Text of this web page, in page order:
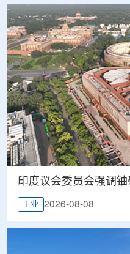
印度议会委员会强调
工业 2026-08-08